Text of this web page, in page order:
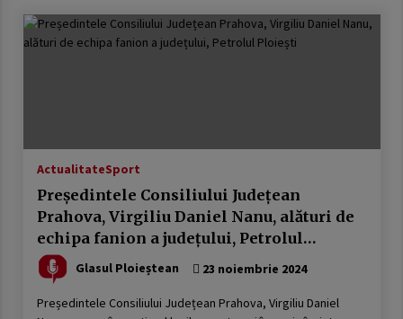
ActualitateSport
Președintele Consiliului Județean
Prahova, Virgiliu Daniel Nanu, alături de
echipa fanion a județului, Petrolul
PloieștiGlasul Ploieștean 23 noiembrie 2024
Președintele Consiliului Județean Prahova, Virgiliu Daniel